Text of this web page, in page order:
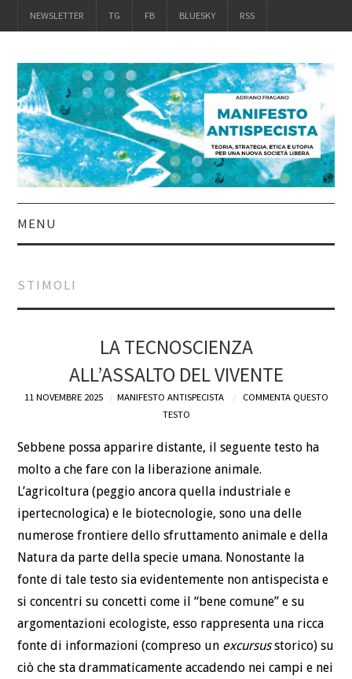
NEWSLETTER TG FB BLUESKY RSS
MENU
ACQUISTALO
DEFINIZIONI
BLOG
CONTATTI
STIMOLI
LA TECNOSCIENZA
ALL’ASSALTO DEL VIVENTE
11 NOVEMBRE 2025 MANIFESTO ANTISPECISTA
COMMENTA QUESTO
TESTO
Sebbene possa apparire distante, il seguente testo ha
molto a che fare con la liberazione animale.
L’agricoltura (peggio ancora quella industriale e
ipertecnologica) e le biotecnologie, sono una delle
numerose frontiere dello sfruttamento animale e della
Natura da parte della specie umana. Nonostante la
fonte di tale testo sia evidentemente non antispecista e
si concentri su concetti come il “bene comune” e su
argomentazioni ecologiste, esso rappresenta una ricca
fonte di informazioni (compreso un excursusstorico) su
ciò che sta drammaticamente accadendo nei campi e nei